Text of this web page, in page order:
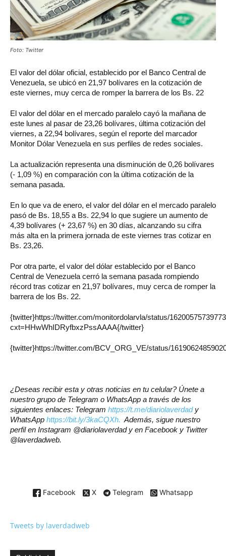
Foto: Twitter
El valor del dólar oficial, establecido por el Banco Central de
Venezuela, se ubicó en 21,97 bolívares en la cotización de
este viernes, muy cerca de romper la barrera de los Bs. 22
El valor del dólar en el mercado paralelo cayó la mañana de
este lunes al pasar de 23,26 bolívares, última cotización del
viernes, a 22,94 bolívares, según el reporte del marcador
Monitor Dólar Venezuela en sus perfiles de redes sociales.
La actualización representa una disminución de 0,26 bolívares
(- 1,09 %) en comparación con la última cotización de la
semana pasada.
En lo que va de enero, el valor del dólar en el mercado paralelo
pasó de Bs. 18,55 a Bs. 22,94 lo que sugiere un aumento de
4,39 bolívares (+ 23,67 %) en 30 días, alcanzando su cifra
más alta en la primera jornada de este viernes tras cotizar en
Bs. 23,26.
Por otra parte, el valor del dólar establecido por el Banco
Central de Venezuela cerró la semana pasada rompiendo
récord tras cotizar en 21,97 bolívares, muy cerca de romper la
barrera de los Bs. 22.
{twitter}https://twitter.com/monitordolarvla/status/
cxt=HHwWhIDRyfbxzPssAAAA{/twitter}
{twitter}https://twitter.com/BCV_ORG_VE/status/
¿Deseas recibir esta y otras noticias en tu celular? Únete a
nuestro grupo de Telegram o WhatsApp a través de los
siguientes enlaces: Telegram https://t.me/diariolaverdad y
WhatsApp https://bit.ly/3kaCQXh. Además, sigue nuestro
perfil en Instagram @diariolaverdad y en Facebook y Twitter
@laverdadweb.
Facebook X Telegram Whatsapp
Tweets by laverdadweb